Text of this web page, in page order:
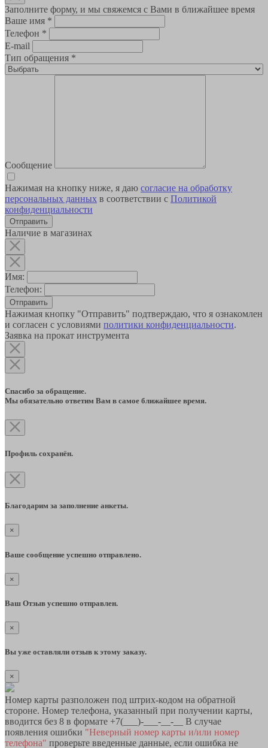
Заполните форму, и мы свяжемся с Вами в ближайшее время
Ваше имя *
Телефон *
E-mail
Тип обращения *
Сообщение
Нажимая на кнопку ниже, я даю согласие на обработку
персональных данных в соответствии с Политикой
конфиденциальности
Наличие в магазинах
Имя:
Телефон:
Отправить
Нажимая кнопку "Отправить" подтверждаю, что я ознакомлен
и согласен с условиями политики конфиденциальности.
Заявка на прокат инструмента
Спасибо за обращение.
Мы обязательно ответим Вам в самое ближайшее время.
Профиль сохранён.
Благодарим за заполнение анкеты.
×
Ваше сообщение успешно отправлено.
×
Ваш Отзыв успешно отправлен.
×
Вы уже оставляли отзыв к этому заказу.
×
Номер карты разположен под штрих-кодом на обратной
стороне. Номер телефона, указанный при получении карты,
вводится без 8 в формате +7(___)-___-__-__ В случае
появления ошибки "Неверный номер карты и/или номер
телефона" проверьте введенные данные, если ошибка не